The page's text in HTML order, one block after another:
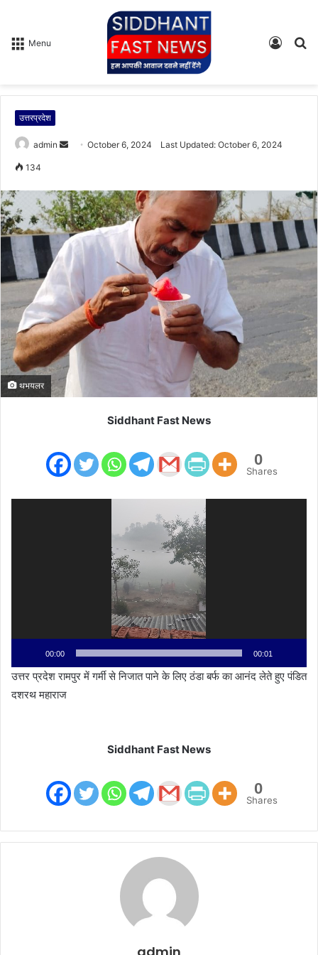
Menu
Log
उत्तरप्रदेश
admin
d
a
n
e
m
a
l
October 6, 2024 Last Updated: October 6, 2024
134
थभयलर
Siddhant Fast News
0
Shares
00:00 00:01
उत्तर प्रदेश रामपुर में गर्मी से निजात पाने के लिए ठंडा बर्फ का आनंद लेते हुए पंडित
दशरथ महाराज
Siddhant Fast News
0
Shares